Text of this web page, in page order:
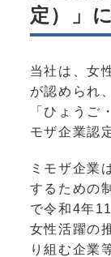
定）」
当社は、女
が認められ
「ひょうご
モザ企業認
ミモザ企業
するための
で令和4年
女性活躍の
り組む企業